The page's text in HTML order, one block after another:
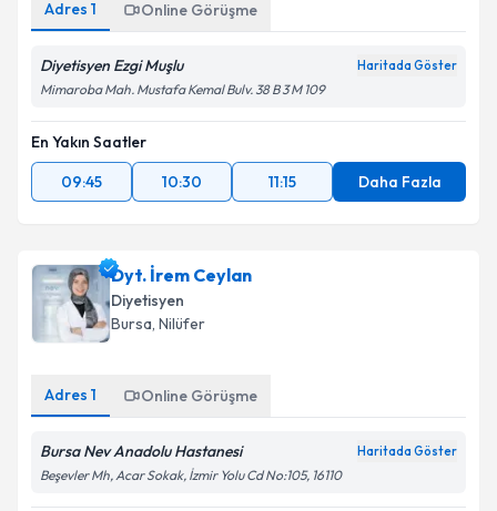
Adres 1 Online Görüşme
Diyetisyen Ezgi Muşlu Haritada Göster
Mimaroba Mah. Mustafa Kemal Bulv. 38 B 3 M 109
En Yakın Saatler
09:45
10:30 11:15 Daha Fazla
Dyt. İrem Ceylan
Diyetisyen
Bursa, Nilüfer
Adres 1 Online Görüşme
Bursa Nev Anadolu Hastanesi Haritada Göster
Beşevler Mh, Acar Sokak, İzmir Yolu Cd No:105, 16110